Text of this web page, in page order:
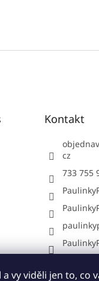
vy viděli jen to, co
Kontakt
cz
733 755